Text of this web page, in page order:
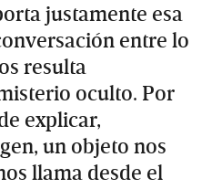
justamente esa
entre lo
resulta
oculto. Por
explicar,
un objeto nos
llama desde el